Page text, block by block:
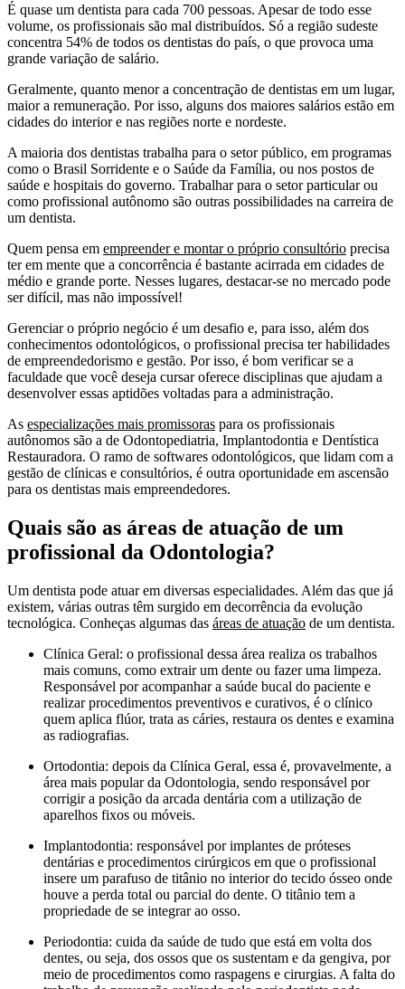
É quase um dentista para cada 700 pessoas. Apesar de todo esse
volume, os profissionais são mal distribuídos. Só a região sudeste
concentra 54% de todos os dentistas do país, o que provoca uma
grande variação de salário.
Geralmente, quanto menor a concentração de dentistas em um lugar,
maior a remuneração. Por isso, alguns dos maiores salários estão em
cidades do interior e nas regiões norte e nordeste.
A maioria dos dentistas trabalha para o setor público, em programas
como o Brasil Sorridente e o Saúde da Família, ou nos postos de
saúde e hospitais do governo. Trabalhar para o setor particular ou
como profissional autônomo são outras possibilidades na carreira de
um dentista.
Quem pensa em empreender e montar o próprio consultório precisa
ter em mente que a concorrência é bastante acirrada em cidades de
médio e grande porte. Nesses lugares, destacar-se no mercado pode
ser difícil, mas não impossível!
Gerenciar o próprio negócio é um desafio e, para isso, além dos
conhecimentos odontológicos, o profissional precisa ter habilidades
de empreendedorismo e gestão. Por isso, é bom verificar se a
faculdade que você deseja cursar oferece disciplinas que ajudam a
desenvolver essas aptidões voltadas para a administração.
As especializações mais promissoras para os profissionais
autônomos são a de Odontopediatria, Implantodontia e Dentística
Restauradora. O ramo de softwares odontológicos, que lidam com a
gestão de clínicas e consultórios, é outra oportunidade em ascensão
para os dentistas mais empreendedores.
Quais são as áreas de atuação de um
profissional da Odontologia?
Um dentista pode atuar em diversas especialidades. Além das que já
existem, várias outras têm surgido em decorrência da evolução
tecnológica. Conheças algumas das áreas de atuação de um dentista.
Clínica Geral: o profissional dessa área realiza os trabalhos
mais comuns, como extrair um dente ou fazer uma limpeza.
Responsável por acompanhar a saúde bucal do paciente e
realizar procedimentos preventivos e curativos, é o clínico
quem aplica flúor, trata as cáries, restaura os dentes e examina
as radiografias.
Ortodontia: depois da Clínica Geral, essa é, provavelmente, a
área mais popular da Odontologia, sendo responsável por
corrigir a posição da arcada dentária com a utilização de
aparelhos fixos ou móveis.
Implantodontia: responsável por implantes de próteses
dentárias e procedimentos cirúrgicos em que o profissional
insere um parafuso de titânio no interior do tecido ósseo onde
houve a perda total ou parcial do dente. O titânio tem a
propriedade de se integrar ao osso.
Periodontia: cuida da saúde de tudo que está em volta dos
dentes, ou seja, dos ossos que os sustentam e da gengiva, por
meio de procedimentos como raspagens e cirurgias. A falta do